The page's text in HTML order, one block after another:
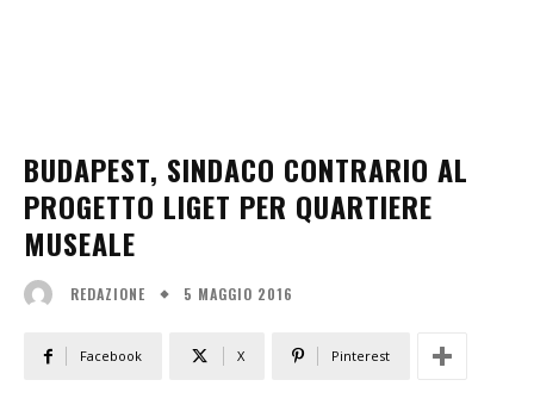
BUDAPEST, SINDACO CONTRARIO AL
PROGETTO LIGET PER QUARTIERE
MUSEALE
REDAZIONE 5 MAGGIO 2016
Facebook X Pinterest